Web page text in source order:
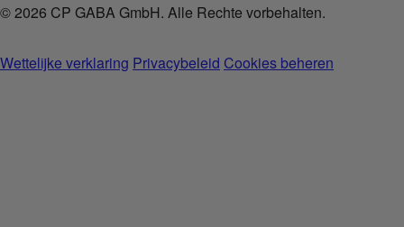
© 2026 CP GABA GmbH. Alle Rechte vorbehalten.
Wettelijke verklaring Privacybeleid Cookies beheren